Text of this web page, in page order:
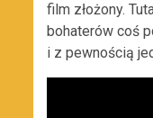
film złożony.
bohaterów coś
i z pewnością